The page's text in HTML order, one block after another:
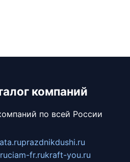
компаний
по всей России
prazdnikdushi.ru
ciam-fr.rukraft-you.ru